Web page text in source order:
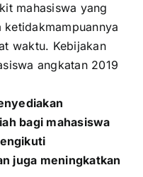
mahasiswa yang
waktu. Kebijakan
angkatan 2019
bagi mahasiswa
juga meningkatkan